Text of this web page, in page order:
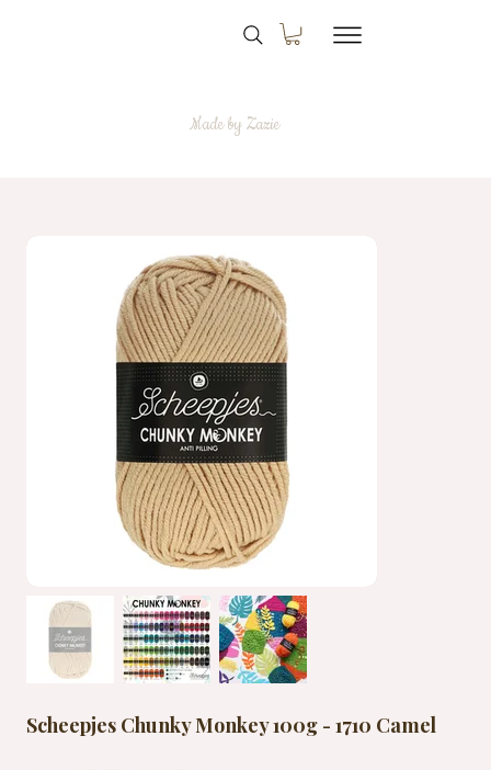
Made by Zazie
Scheepjes Chunky Monkey 100g - 1710 Camel